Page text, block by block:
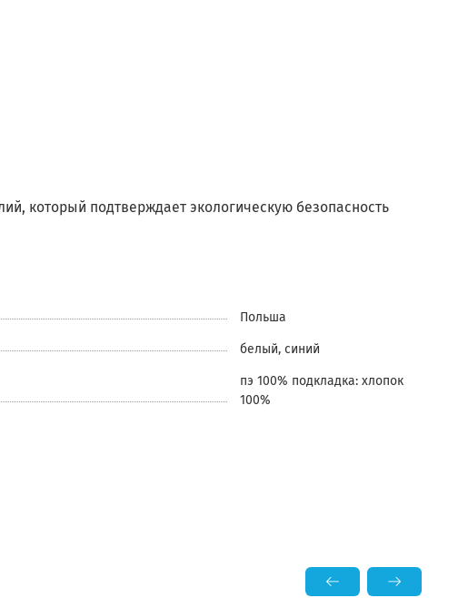
который подтверждает экологическую безопасность
Польша
белый, синий
пэ 100% подкладка: хлопок
100%